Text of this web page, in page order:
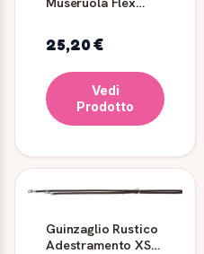
25,20 €
Vedi
Prodotto
Guinzaglio Rustico
Adestramento XS-S